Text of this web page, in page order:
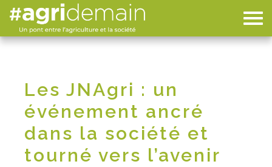
Les JNAgri : un
événement ancré
dans la société et
tourné vers l’avenir